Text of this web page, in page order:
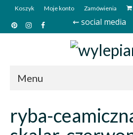
Koszyk Moje konto Zamówienia
⇜ social media
Menu
Sklep
ryba-